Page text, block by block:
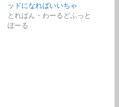
ッドになればいいちゃ
とれぱん・わーるどふっと
ぼーる